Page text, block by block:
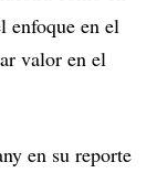
enfoque en el
valor en el
en su reporte